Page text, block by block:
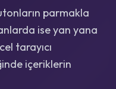
parmakla
ise yan yana
tarayıcı
içeriklerin